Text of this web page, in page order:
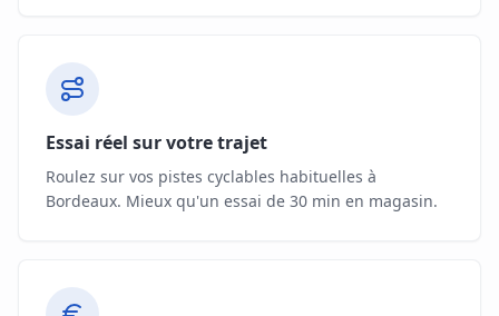
Essai réel sur votre trajet
Roulez sur vos pistes cyclables habituelles à
Bordeaux. Mieux qu'un essai de 30 min en magasin.